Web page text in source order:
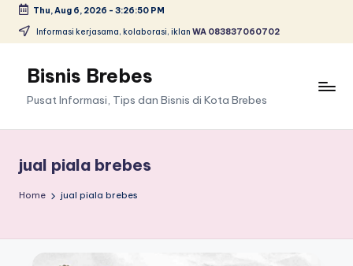
Skip
content
Thu, Aug 6, 2026 - 3:26:50 PM
Informasi kerjasama, kolaborasi, iklan WA 083837060702
Bisnis Brebes
Pusat Informasi, Tips dan Bisnis di Kota Brebes
jual piala brebes
Home jual piala brebes